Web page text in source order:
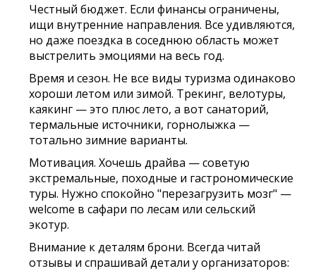
Честный бюджет. Если финансы ограничены,
ищи внутренние направления. Все удивляются,
но даже поездка в соседнюю область может
выстрелить эмоциями на весь год.
Время и сезон. Не все виды туризма одинаково
хороши летом или зимой. Трекинг, велотуры,
каякинг — это плюс лето, а вот санаторий,
термальные источники, горнолыжка —
тотально зимние варианты.
Мотивация. Хочешь драйва — советую
экстремальные, походные и гастрономические
туры. Нужно спокойно "перезагрузить мозг" —
welcome в сафари по лесам или сельский
экотур.
Внимание к деталям брони. Всегда читай
отзывы и спрашивай детали у организаторов: